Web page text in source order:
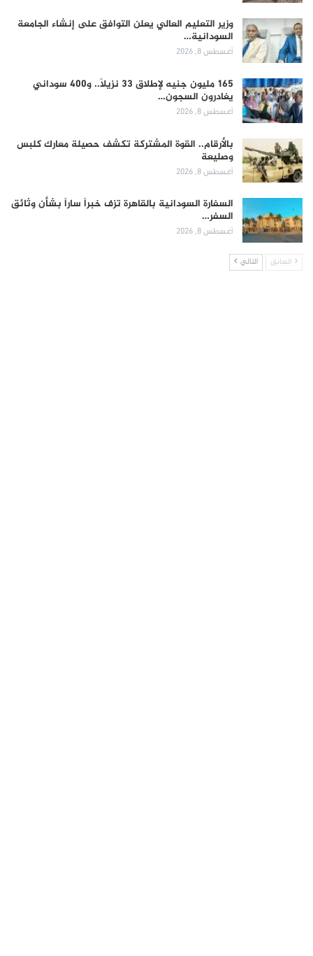
وزير التعليم العالي يعلن التوافق على إنشاء الجامعة
السودانية…
أغسطس 8, 2026
165 مليون جنيه لإطلاق 33 نزيلاً.. و400 سوداني
يغادرون السجون…
أغسطس 8, 2026
بالأرقام.. القوة المشتركة تكشف حصيلة معارك كلبس
وصليعة
أغسطس 8, 2026
السفارة السودانية بالقاهرة تزف خبراً ساراً بشأن وثائق
السفر…
أغسطس 8, 2026
السابق التالي